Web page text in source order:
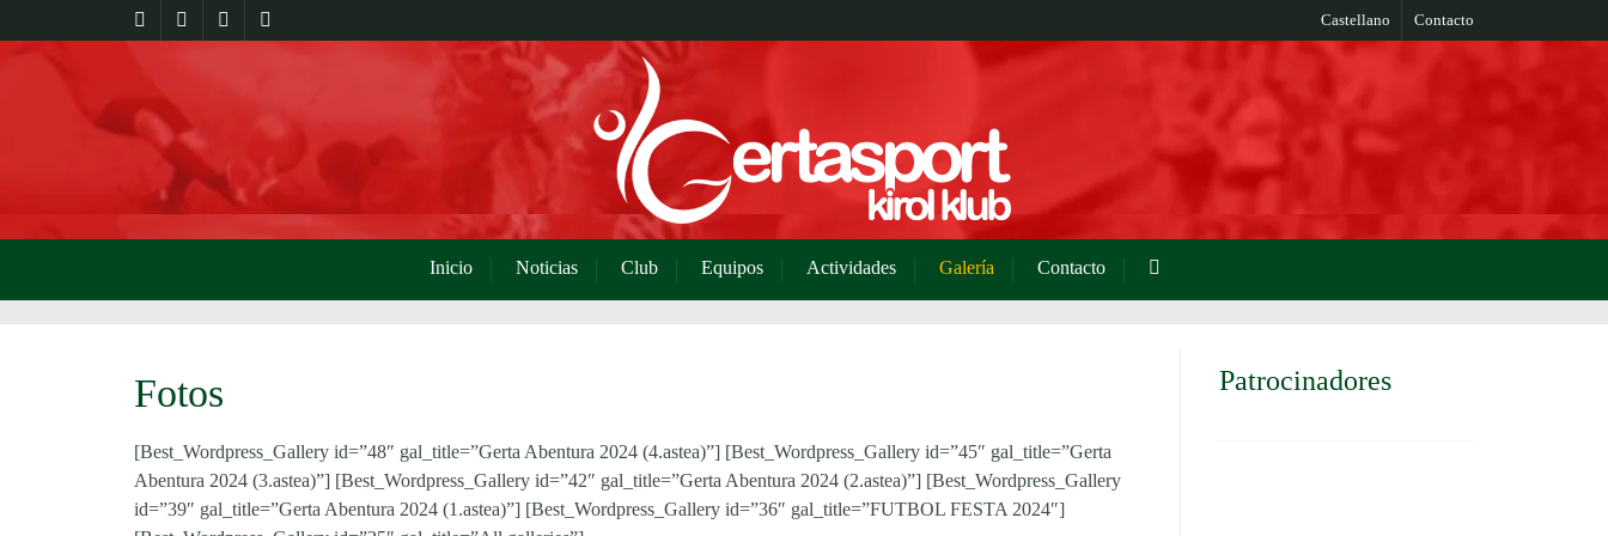
Castellano Contacto
Inicio Noticias Club Equipos Actividades Galería Contacto
Fotos
[Best_Wordpress_Gallery id=”48″ gal_title=”Gerta Abentura 2024 (4.astea)”] [Best_Wordpress_Gallery id=”45″ gal_title=”Gerta
Abentura 2024 (3.astea)”] [Best_Wordpress_Gallery id=”42″ gal_title=”Gerta Abentura 2024 (2.astea)”] [Best_Wordpress_Gallery
id=”39″ gal_title=”Gerta Abentura 2024 (1.astea)”] [Best_Wordpress_Gallery id=”36″ gal_title=”FUTBOL FESTA 2024″]
Patrocinadores